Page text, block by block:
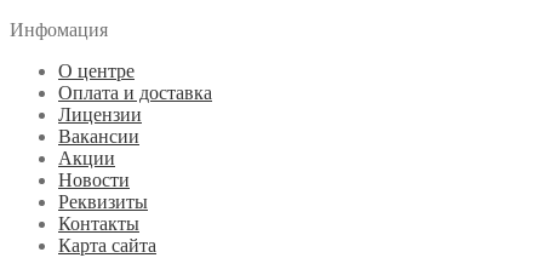
Инфомация
О центре
Оплата и доставка
Лицензии
Вакансии
Акции
Новости
Реквизиты
Контакты
Карта сайта